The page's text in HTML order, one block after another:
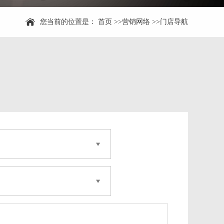
您当前的位置是： 首页 >>营销网络 >>门店导航